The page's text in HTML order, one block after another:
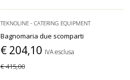
TEKNOLINE - CATERING EQUIPMENT
Bagnomaria due scomparti
€ 204,10 IVA esclusa
€ 415,00